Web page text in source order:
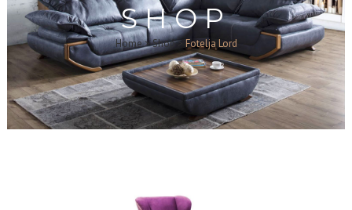
SHOP
Home>Shop> Fotelja Lord